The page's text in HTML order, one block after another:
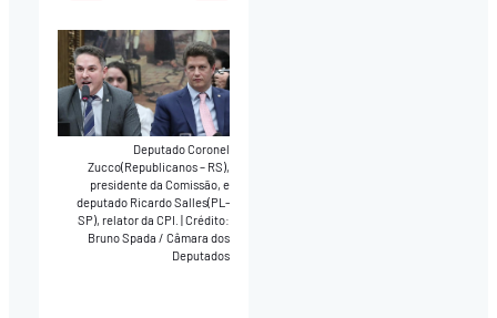
Play Mute
Deputado Coronel
Zucco(Republicanos – RS),
presidente da Comissão, e
deputado Ricardo Salles(PL-
SP), relator da CPI.|Crédito:
Bruno Spada / Câmara dos
Deputados